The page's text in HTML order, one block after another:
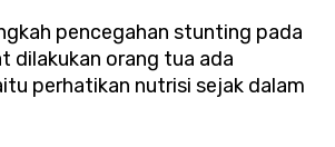
pencegahan stunting pada
dilakukan orang tua ada
perhatikan nutrisi sejak dalam